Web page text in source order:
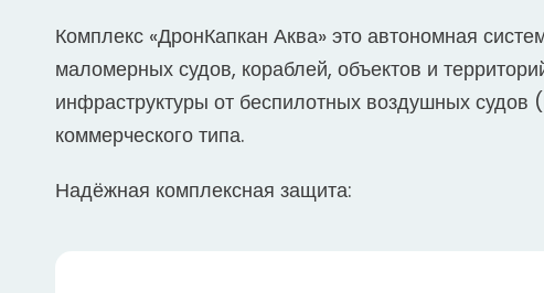
Комплекс «ДронКапкан Аква» это автономная
маломерных судов, кораблей, объектов и
инфраструктуры от беспилотных воздушных судов
коммерческого типа.
Надёжная комплексная защита: